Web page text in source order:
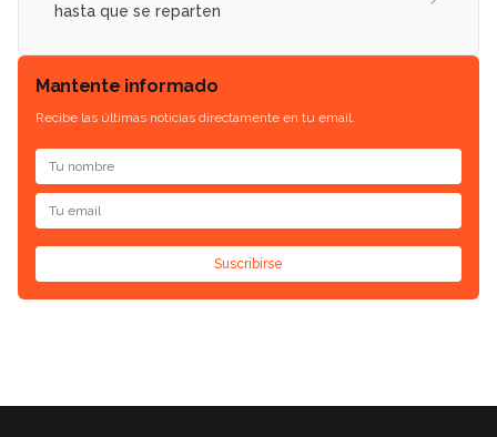
hasta que se reparten
Mantente informado
Recibe las últimas noticias directamente en tu email.
Suscribirse